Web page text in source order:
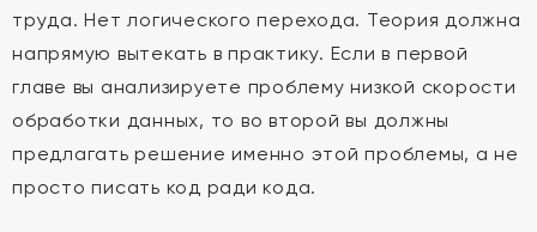
труда. Нет логического перехода. Теория должна
напрямую вытекать в практику. Если в первой
главе вы анализируете проблему низкой скорости
обработки данных, то во второй вы должны
предлагать решение именно этой проблемы, а не
просто писать код ради кода.